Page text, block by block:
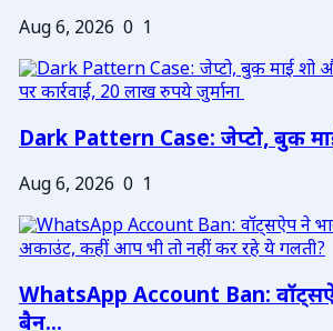
Aug 6, 2026 0 1
Dark Pattern Case: जेप्टो, बुक
Aug 6, 2026 0 1
WhatsApp Account Ban:
बैन...